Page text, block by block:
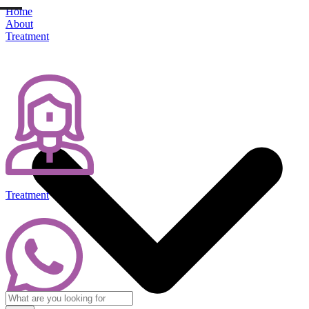
Home
About
Treatment
Treatment